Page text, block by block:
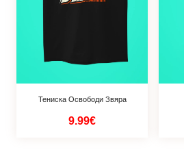
Тениска Освободи Звяра
9.99€